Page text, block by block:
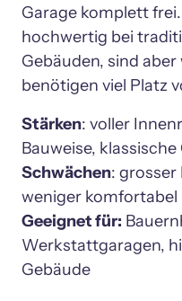
Garage komplett
hochwertig bei
Gebäuden, sind
benötigen viel Platz
Stärken: voller
Schwächen: grosser
Geeignet für:
Werkstattgaragen,